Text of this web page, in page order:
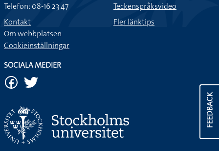
FEEDBACK
Telefon: 08-16 23 47
Kontakt
Om webbplatsen
Cookieinställningar
Teckenspråksvideo
Fler länktips
SOCIALA MEDIER